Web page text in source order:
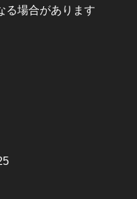
る場合があります